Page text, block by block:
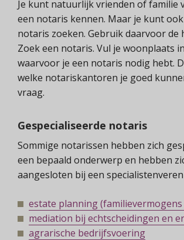
Je kunt natuurlijk vrienden of familie
een notaris kennen. Maar je kunt
notaris zoeken. Gebruik daarvoor de
Zoek een notaris. Vul je woonplaats
waarvoor je een notaris nodig hebt.
welke notariskantoren je goed
vraag.
Gespecialiseerde notaris
Sommige notarissen hebben zich
een bepaald onderwerp en hebben
aangesloten bij een
estate planning
mediation bij echtscheidingen en
agrarische bedrijfsvoering